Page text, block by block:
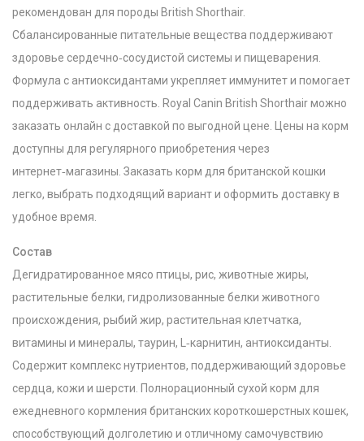
рекомендован для породы British Shorthair.
Сбалансированные питательные вещества поддерживают
здоровье сердечно‑сосудистой системы и пищеварения.
Формула с антиоксидантами укрепляет иммунитет и помогает
поддерживать активность. Royal Canin British Shorthair можно
заказать онлайн с доставкой по выгодной цене. Цены на корм
доступны для регулярного приобретения через
интернет‑магазины. Заказать корм для британской кошки
легко, выбрать подходящий вариант и оформить доставку в
удобное время.
Состав
Дегидратированное мясо птицы, рис, животные жиры,
растительные белки, гидролизованные белки животного
происхождения, рыбий жир, растительная клетчатка,
витамины и минералы, таурин, L‑карнитин, антиоксиданты.
Содержит комплекс нутриентов, поддерживающий здоровье
сердца, кожи и шерсти. Полнорационный сухой корм для
ежедневного кормления британских короткошерстных кошек,
способствующий долголетию и отличному самочувствию